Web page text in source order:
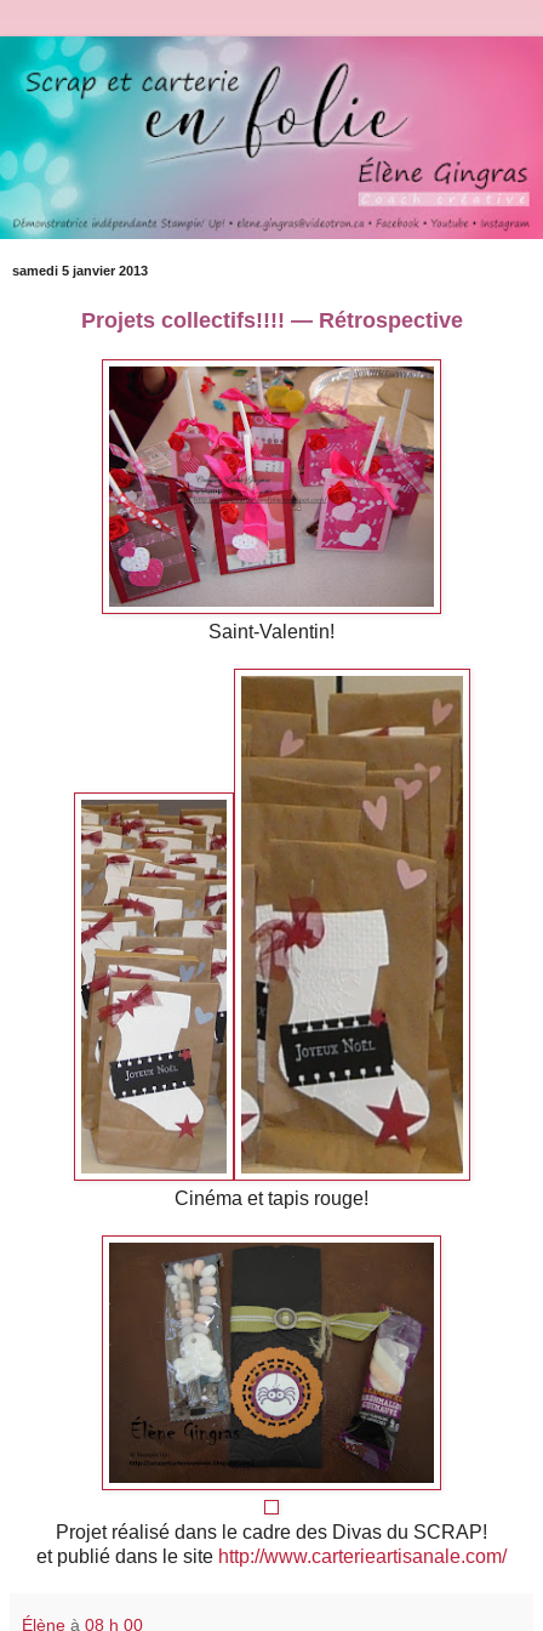
samedi 5 janvier 2013
Projets collectifs!!!! — Rétrospective
Saint-Valentin!
Cinéma et tapis rouge!
Projet réalisé dans le cadre des Divas du SCRAP!
et publié dans le site http://www.carterieartisanale.com/
Élène à 08 h 00